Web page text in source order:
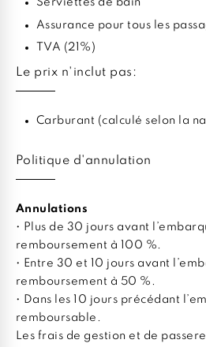
Serviettes de bain
Assurance pour tous les
TVA (21%)
Le prix n'inclut pas:
Carburant (calculé selon la
Politique d'annulation
Annulations
• Plus de 30 jours avant
remboursement à 100 %.
• Entre 30 et 10 jours avant
remboursement à 50 %.
• Dans les 10 jours précédant
remboursable.
Les frais de gestion et de